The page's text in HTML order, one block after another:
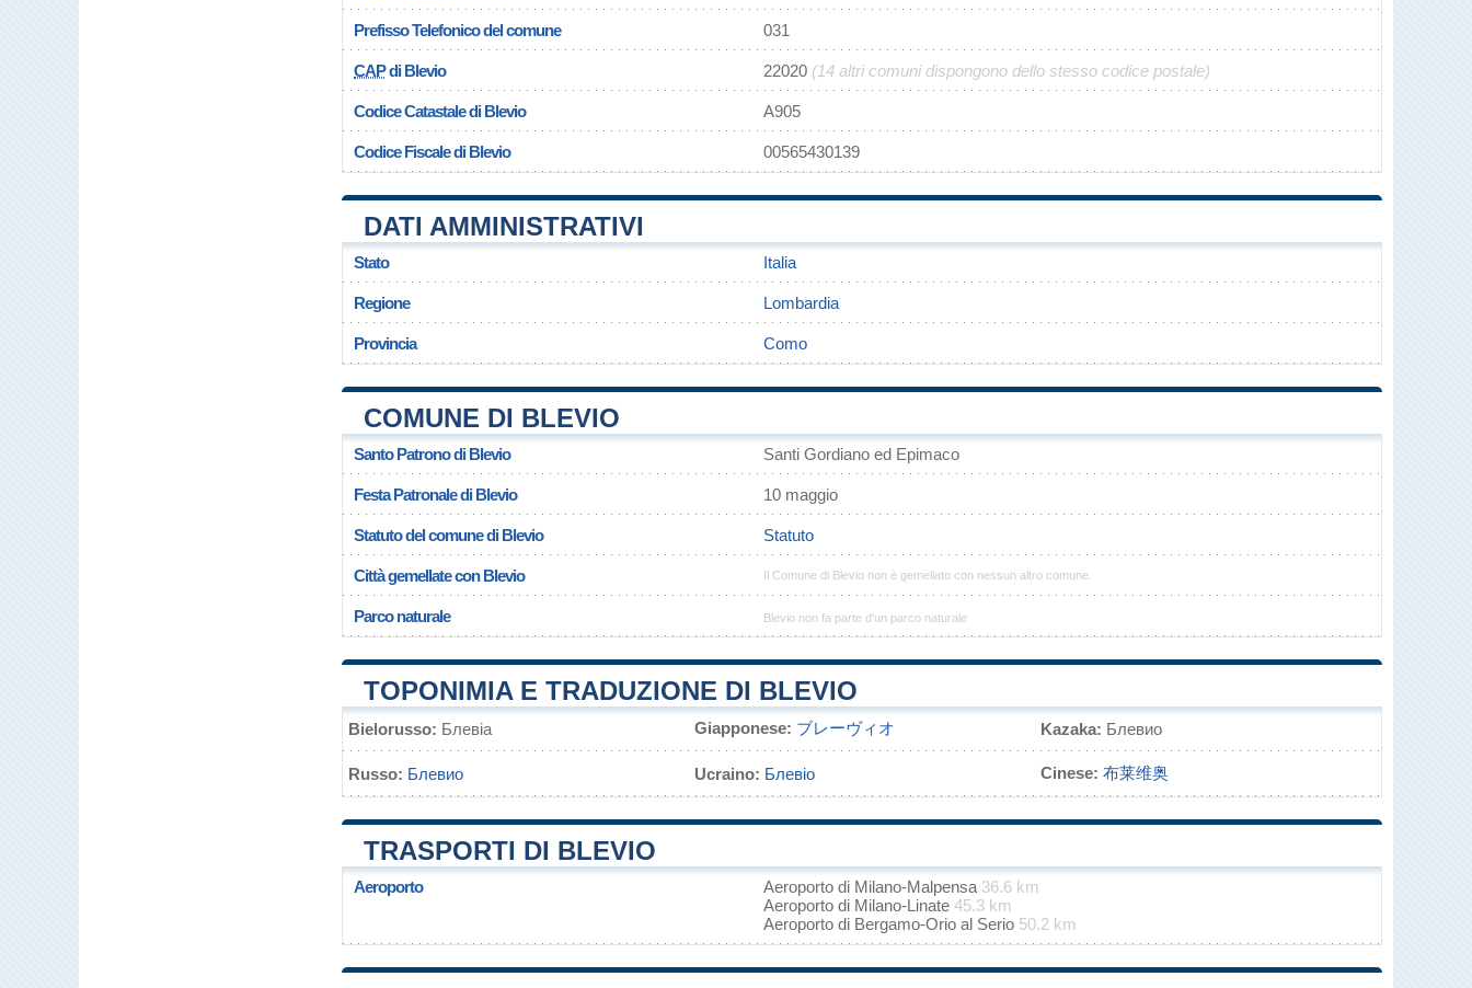
Prefisso Telefonico del comune 031
CAPdi Blevio 22020 (14 altri comuni dispongono dello stesso codice postale)
Codice Catastale di Blevio A905
Codice Fiscale di Blevio 00565430139
DATI AMMINISTRATIVI
Stato Italia
Regione Lombardia
Provincia Como
COMUNE DI BLEVIO
Santo Patrono di Blevio Santi Gordiano ed Epimaco
Festa Patronale di Blevio 10 maggio
Statuto del comune di Blevio Statuto
Città gemellate con Blevio Il Comune di Blevio non è gemellato con nessun altro comune.
Parco naturale Blevio non fa parte d'un parco naturale
TOPONIMIA E TRADUZIONE DI BLEVIO
Bielorusso: Блевіа Giapponese: ブレーヴィオ Kazaka: Блевио
Russo: Блевио Ucraino: Блевіо Cinese: 布莱维奥
TRASPORTI DI BLEVIO
Aeroporto Aeroporto di Milano-Malpensa 36.6 km
Aeroporto di Milano-Linate 45.3 km
Aeroporto di Bergamo-Orio al Serio 50.2 km